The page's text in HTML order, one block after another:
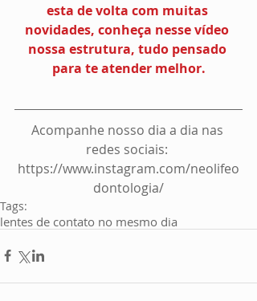
esta de volta com muitas
novidades, conheça nesse vídeo
nossa estrutura, tudo pensado
para te atender melhor.
Acompanhe nosso dia a dia nas
redes sociais:
https://www.instagram.com/neolifeo
dontologia/
Tags:
lentes de contato no mesmo dia